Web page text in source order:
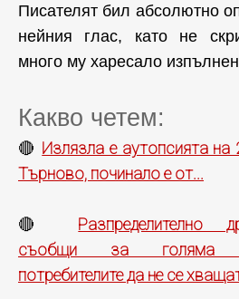
Писателят бил абсолютно
нейния глас, като не
много му харесало
Какво четем:
🔴 Излязла е аутопсията на
Търново, починало е от...
🔴 Разпределително
съобщи за голяма
потребителите да не се